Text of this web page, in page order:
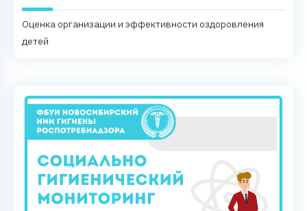
Оценка организации и эффективности оздоровления
детей